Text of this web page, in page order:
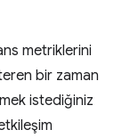
metriklerini
bir zaman
istediğiniz